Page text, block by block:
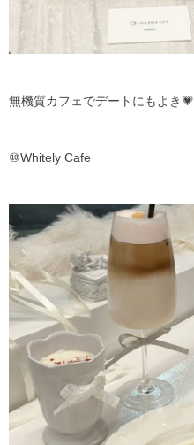
無機質カフェでデートにもよき💗
⑩Whitely Cafe